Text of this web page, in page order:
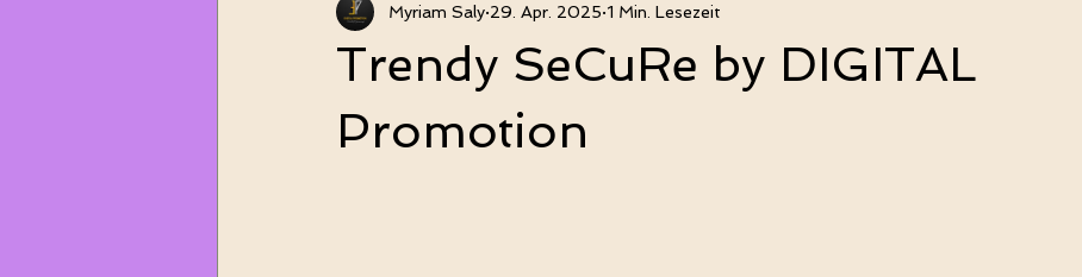
Trendy SeCuRe by DIGITAL
Promotion
Myriam Saly 29. Apr. 2025 1 Min. Lesezeit